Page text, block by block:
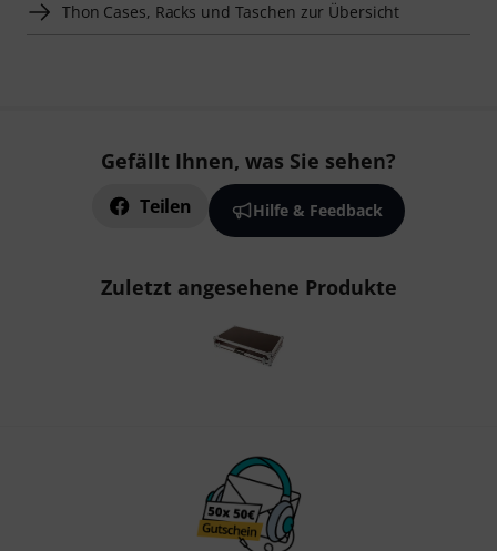
Thon Cases, Racks und Taschen zur Übersicht
Gefällt Ihnen, was Sie sehen?
Teilen Hilfe & Feedback
Zuletzt angesehene Produkte